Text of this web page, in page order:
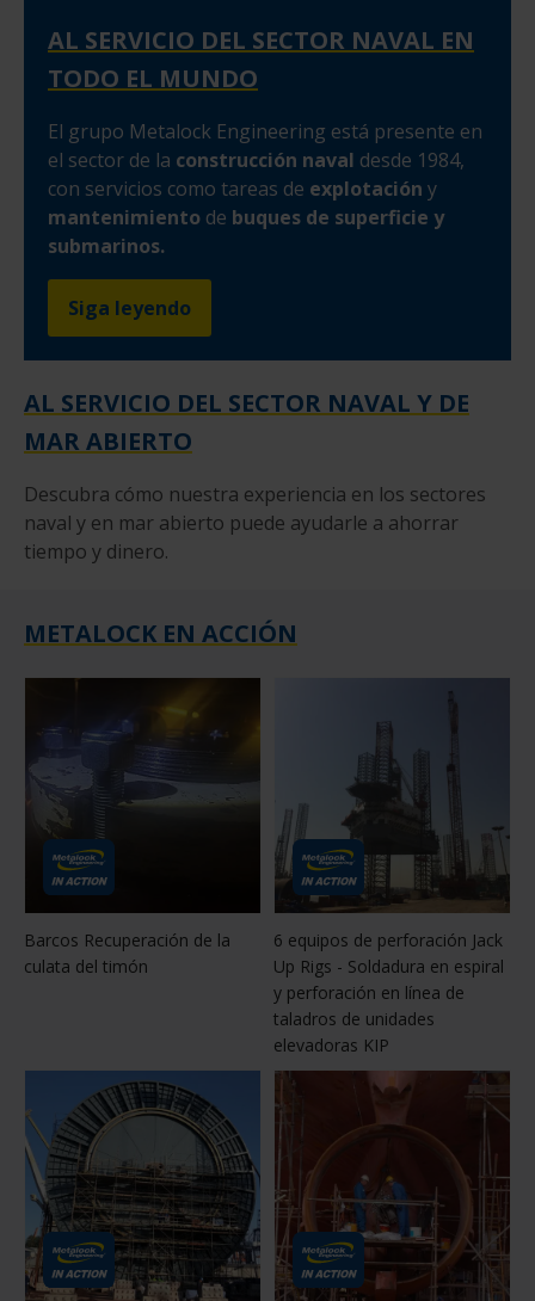
AL SERVICIO DEL SECTOR NAVAL EN
TODO EL MUNDO
El grupo Metalock Engineering está presente en
el sector de la construcción naval desde 1984,
con servicios como tareas de explotación y
mantenimiento de buques de superficie y
submarinos.
Siga leyendo
AL SERVICIO DEL SECTOR NAVAL Y DE
MAR ABIERTO
Descubra cómo nuestra experiencia en los sectores
naval y en mar abierto puede ayudarle a ahorrar
tiempo y dinero.
METALOCK EN ACCIÓN
6 equipos de perforación Jack
Up Rigs - Soldadura en espiral
y perforación en línea de
taladros de unidades
elevadoras KIP
Barcos Recuperación de la
culata del timón